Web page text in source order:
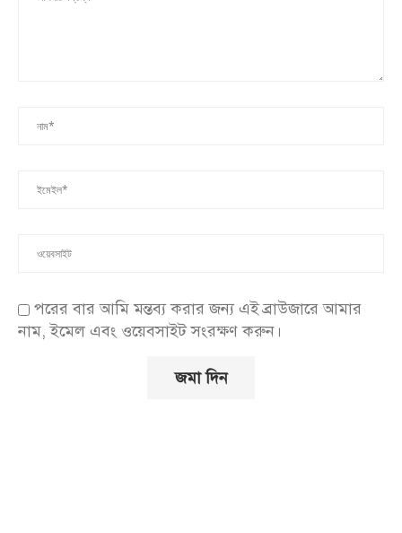
পরের বার আমি মন্তব্য করার জন্য এই ব্রাউজারে আমার
নাম, ইমেল এবং ওয়েবসাইট সংরক্ষণ করুন।